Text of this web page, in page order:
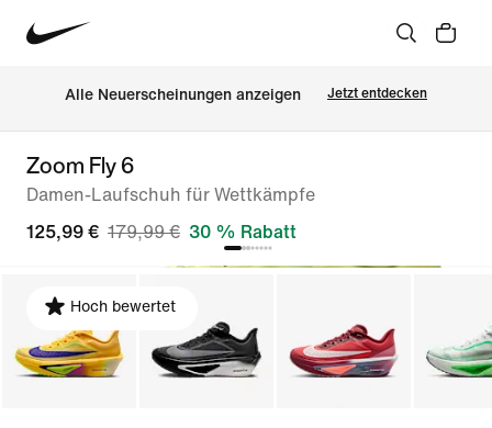
Alle Neuerscheinungen anzeigen Jetzt entdecken
Zoom Fly 6
Damen-Laufschuh für Wettkämpfe
125,99 € 179,99 € 30 % Rabatt
Hoch bewertet